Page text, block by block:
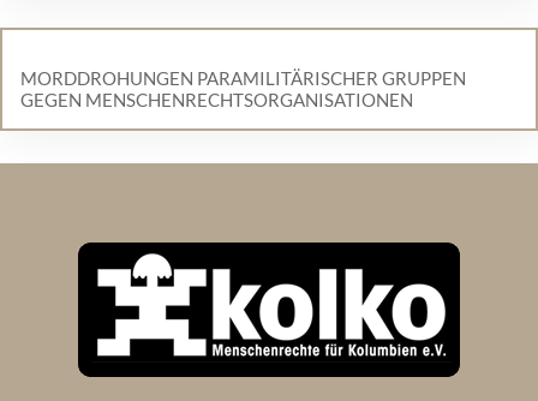
MORDDROHUNGEN PARAMILITÄRISCHER GRUPPEN
GEGEN MENSCHENRECHTSORGANISATIONEN